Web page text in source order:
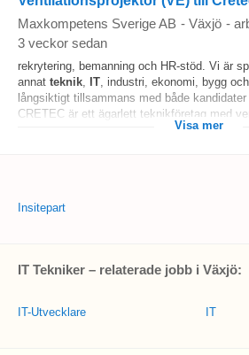
Maxkompetens Sverige AB - Växjö -
3 veckor sedan
rekrytering, bemanning och HR-stöd. Vi är
annat teknik, IT, industri, ekonomi, bygg
långsiktigt tillsammans med både
CRETEC är ett ägarlett teknikföretag med
Visa mer
Insitepart
IT Tekniker – relaterade jobb i Växjö:
IT-Utvecklare IT